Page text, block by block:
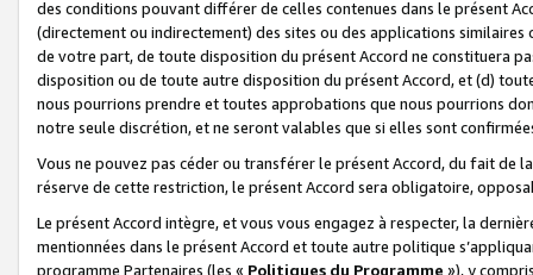
des conditions pouvant différer de celles contenues dans le présent
(directement ou indirectement) des sites ou des applications
de votre part, de toute disposition du présent Accord ne constituera
disposition ou de toute autre disposition du présent Accord, et (d)
nous pourrions prendre et toutes approbations que nous pourrions
notre seule discrétion, et ne seront valables que si elles sont
Vous ne pouvez pas céder ou transférer le présent Accord, du fait de
réserve de cette restriction, le présent Accord sera obligatoire,
Le présent Accord intègre, et vous vous engagez à respecter, la
mentionnées dans le présent Accord et toute autre politique
programme Partenaires (les « Politiques du Programme »), y